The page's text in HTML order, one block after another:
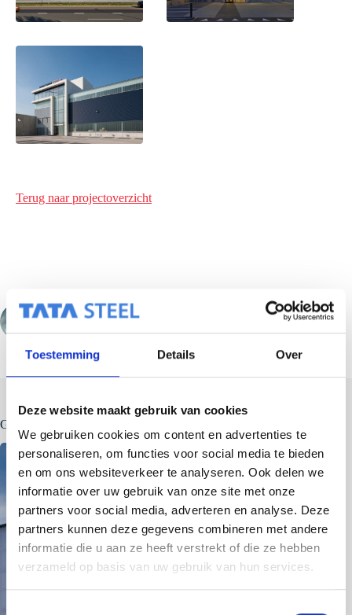
Toestemming Details Over
Deze website maakt gebruik van cookies
We gebruiken cookies om content en advertenties te
personaliseren, om functies voor social media te bieden
en om ons websiteverkeer te analyseren. Ook delen we
informatie over uw gebruik van onze site met onze
partners voor social media, adverteren en analyse. Deze
partners kunnen deze gegevens combineren met andere
informatie die u aan ze heeft verstrekt of die ze hebben
verzameld op basis van uw gebruik van hun services.
Terug naar projectoverzicht
VORIGE
Gerelateerde berichten